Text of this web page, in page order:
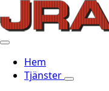
Hem
Tjänster